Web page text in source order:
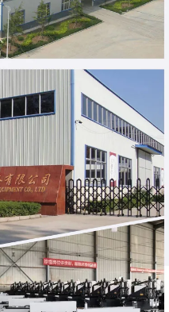
的成交价格可能因商品参加
数量不同或所选规格不同而
，以线下协议的结算价格为
，则最终以订单结算页价格为
格，也可能随着购买数量不同
订单结算页价格为准。